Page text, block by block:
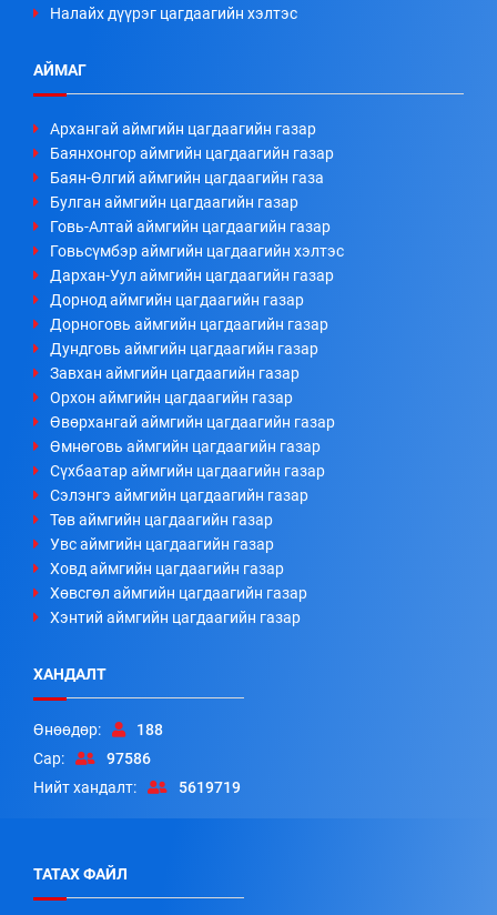
Налайх дүүрэг цагдаагийн хэлтэс
АЙМАГ
Архангай аймгийн цагдаагийн газар
Баянхонгор аймгийн цагдаагийн газар
Баян-Өлгий аймгийн цагдаагийн газа
Булган аймгийн цагдаагийн газар
Говь-Алтай аймгийн цагдаагийн газар
Говьсүмбэр аймгийн цагдаагийн хэлтэс
Дархан-Уул аймгийн цагдаагийн газар
Дорнод аймгийн цагдаагийн газар
Дорноговь аймгийн цагдаагийн газар
Дундговь аймгийн цагдаагийн газар
Завхан аймгийн цагдаагийн газар
Орхон аймгийн цагдаагийн газар
Өвөрхангай аймгийн цагдаагийн газар
Өмнөговь аймгийн цагдаагийн газар
Сүхбаатар аймгийн цагдаагийн газар
Сэлэнгэ аймгийн цагдаагийн газар
Төв аймгийн цагдаагийн газар
Увс аймгийн цагдаагийн газар
Ховд аймгийн цагдаагийн газар
Хөвсгөл аймгийн цагдаагийн газар
Хэнтий аймгийн цагдаагийн газар
ХАНДАЛТ
Өнөөдөр:
188
Сар:
97586
Нийт хандалт:
5619719
ТАТАХ ФАЙЛ